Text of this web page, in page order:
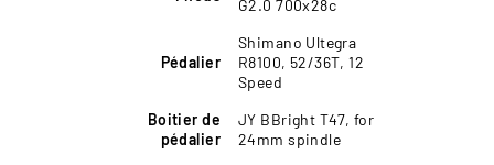
G2.0 700x28c
Pédalier
Shimano Ultegra
R8100, 52/36T, 12
Speed
Boitier de
pédalier
JY BBright T47, for
24mm spindle